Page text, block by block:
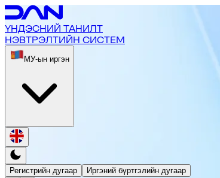
ҮНДЭСНИЙ ТАНИЛТ
НЭВТРЭЛТИЙН СИСТЕМ
МУ-ын иргэн
Регистрийн дугаар
Иргэний бүртгэлийн дугаар